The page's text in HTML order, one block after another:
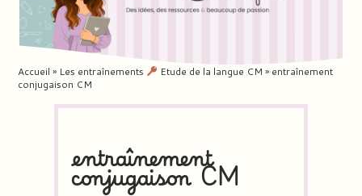
Accueil » Les entraînements Etude de la langue CM » entraînement
conjugaison CM
entraînement
conjugaison CM